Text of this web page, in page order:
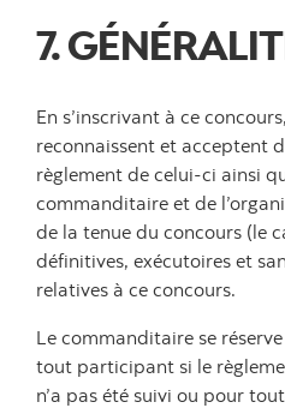
7.
En s’inscrivant à ce
reconnaissent et acceptent
règlement de celui-ci ainsi
commanditaire et de
de la tenue du concours (le
définitives, exécutoires et
relatives à ce concours.
Le commanditaire se
tout participant si le
n’a pas été suivi ou pour